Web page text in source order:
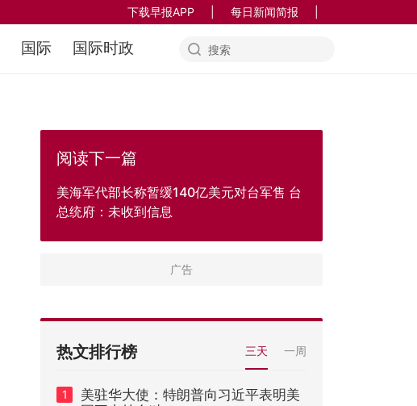
下载早报APP 每日新闻简报
国际 国际时政
阅读下一篇
美海军代部长称暂缓140亿美元对台军售 台
总统府：未收到信息
热文排行榜 三天 一周
1
美驻华大使：特朗普向习近平表明美